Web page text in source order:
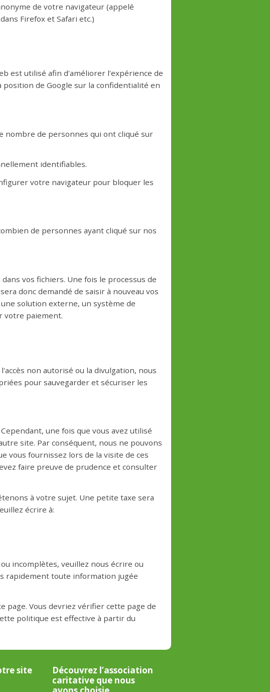
de votre navigateur (appelé
Firefox et Safari etc.)
est utilisé afin d'améliorer l'expérience de
de Google sur la confidentialité en
nombre de personnes qui ont cliqué sur
identifiables.
votre navigateur pour bloquer les
de personnes ayant cliqué sur nos
vos fichiers. Une fois le processus de
donc demandé de saisir à nouveau vos
solution externe, un système de
votre paiement.
non autorisé ou la divulgation, nous
pour sauvegarder et sécuriser les
une fois que vous avez utilisé
site. Par conséquent, nous ne pouvons
vous fournissez lors de la visite de ces
faire preuve de prudence et consulter
à votre sujet. Une petite taxe sera
écrire à:
incomplètes, veuillez nous écrire ou
rapidement toute information jugée
Vous devriez vérifier cette page de
politique est effective à partir du
site
Découvrez l’association
caritative que nous